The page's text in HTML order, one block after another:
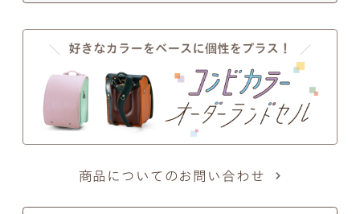
商品についてのお問い合わせ
以下の画像のようにきちんとそれぞれ違う形となっ
ておりますのでご安心ください。
※個別のご注文で筆記体のフォントの種類を変行す
ることはできないので、あらかじめご了承ください
ませ。